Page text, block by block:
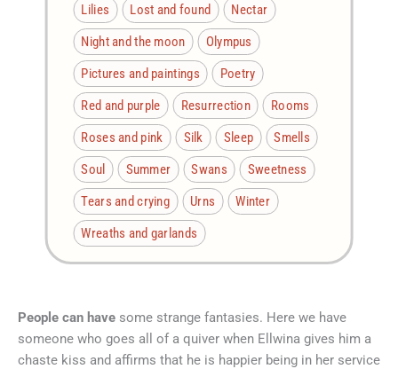
Lilies
Lost and found
Nectar
Night and the moon
Olympus
Pictures and paintings
Poetry
Red and purple
Resurrection
Rooms
Roses and pink
Silk Sleep
Smells
Soul
Summer Swans
Sweetness
Tears and crying
Urns
Winter
Wreaths and garlands
People can have some strange fantasies. Here we have
someone who goes all of a quiver when Ellwina gives him a
chaste kiss and affirms that he is happier being in her service